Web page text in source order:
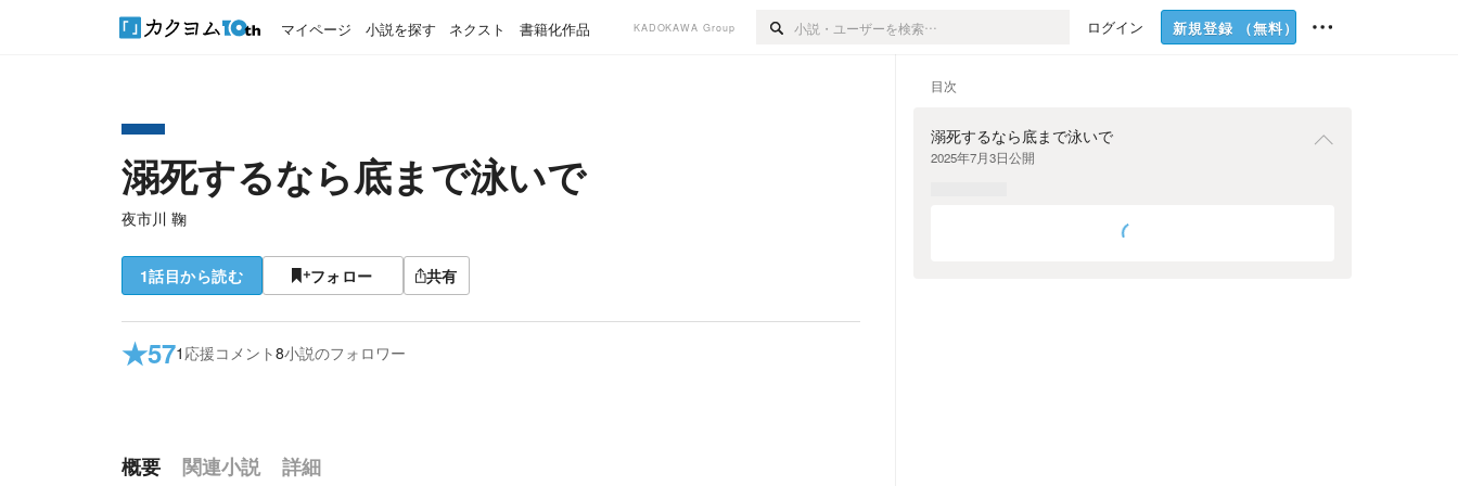
マイページ 小説を探す ネクスト 書籍化作品 KADOKAWA Group ログイン 新規登録 （無料）
溺死するなら底まで泳いで
夜市川 鞠
1話目から読む フォロー 共有
★571 応援コメント8小説のフォロワー
概要 関連小説 詳細
目次
溺死するなら底まで泳いで
2025年7月3日公開